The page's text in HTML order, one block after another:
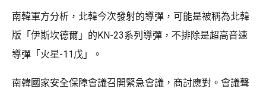
南韓軍方分析，北韓今次發射的導彈，可能是被稱為北韓
版「伊斯坎德爾」的KN-23系列導彈，不排除是超高音速
導彈「火星-11戊」。
南韓國家安全保障會議召開緊急會議，商討應對。會議聲